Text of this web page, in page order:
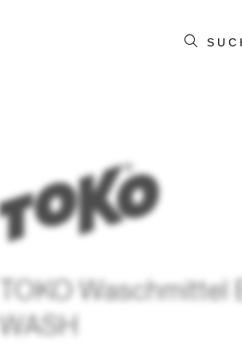
TOKO Waschmittel
WASH